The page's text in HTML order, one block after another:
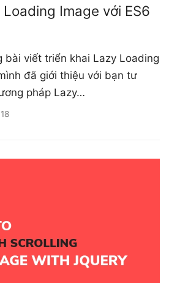
Image với ES6
bài viết triển khai Lazy Loading
đã giới thiệu với bạn tư
pháp Lazy…